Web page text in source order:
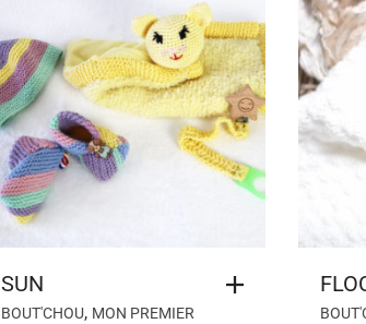
SUN
BOUT'CHOU, MON PREMIER